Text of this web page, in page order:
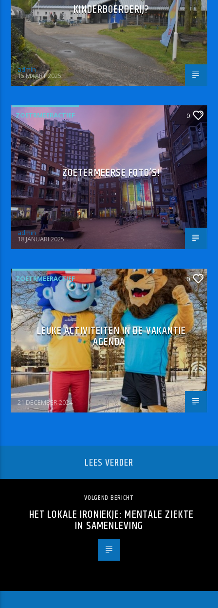
KINDERBOERDERIJ?
admin
15 MAART 2025
ZOETRMEERACTIEF 0
ZOETERMEERSE FOTO’S!
admin
18 JANUARI 2025
ZOETRMEERACTIEF 0
LEUKE ACTIVITEITEN IN DE VAKANTIE
AGENDA
21 DECEMBER 2024
LEES VERDER
VOLGEND BERICHT
HET LOKALE IRONIEKJE: MENTALE ZIEKTE
IN SAMENLEVING